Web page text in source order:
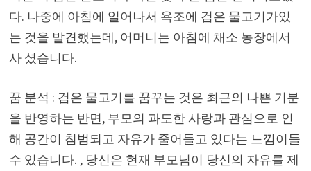
다. 나중에 아침에 일어나서 욕조에 검은 물고기가있
는 것을 발견했는데, 어머니는 아침에 채소 농장에서
사 셨습니다.
꿈 분석 : 검은 물고기를 꿈꾸는 것은 최근의 나쁜 기분
을 반영하는 반면, 부모의 과도한 사랑과 관심으로 인
해 공간이 침범되고 자유가 줄어들고 있다는 느낌이들
수 있습니다. , 당신은 현재 부모님이 당신의 자유를 제